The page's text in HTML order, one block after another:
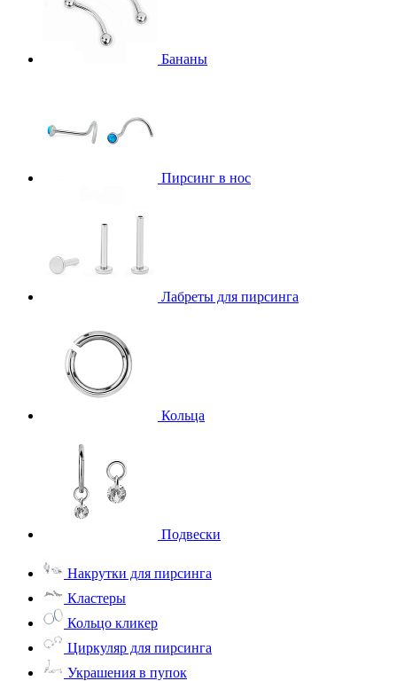
Бананы
Пирсинг в нос
Лабреты для пирсинга
Кольца
Подвески
Накрутки для пирсинга
Кластеры
Кольцо кликер
Циркуляр для пирсинга
Украшения в пупок